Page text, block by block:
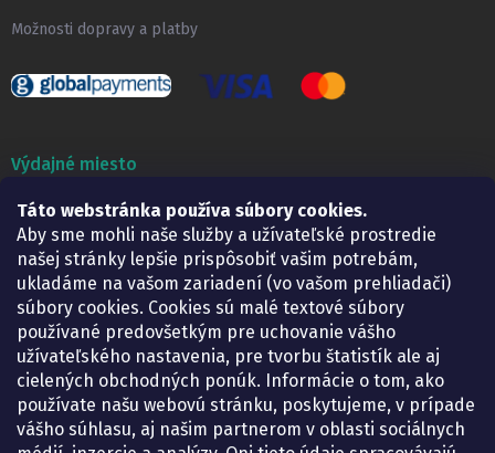
Táto webstránka používa súbory cookies.
Aby sme mohli naše služby a užívateľské prostredie
našej stránky lepšie prispôsobiť vašim potrebám,
ukladáme na vašom zariadení (vo vašom prehliadači)
súbory cookies. Cookies sú malé textové súbory
používané predovšetkým pre uchovanie vášho
užívateľského nastavenia, pre tvorbu štatistík ale aj
cielených obchodných ponúk. Informácie o tom, ako
používate našu webovú stránku, poskytujeme, v prípade
vášho súhlasu, aj našim partnerom v oblasti sociálnych
Možnosti dopravy a platby
Výdajné miesto
Lekáreň ADONAI
Košice – Smetanova 2
Pondelok:
07.30 – 15.30 h.
Utorok:
07.30 – 16.00 h.
Streda:
07.30 – 16.00 h.
Štvrtok:
07.30 – 15.30 h.
Piatok:
07.30 – 15.30 h.
KONTAKT
eshop@lekarenadonai.sk